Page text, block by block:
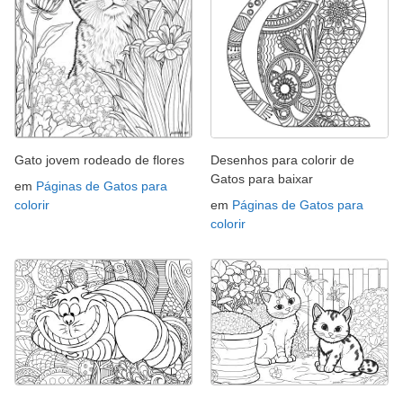
Gato jovem rodeado de flores
em Páginas de Gatos para
colorir
Desenhos para colorir de
Gatos para baixar
em Páginas de Gatos para
colorir